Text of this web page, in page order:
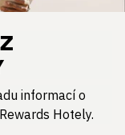
informací o
Hotely.